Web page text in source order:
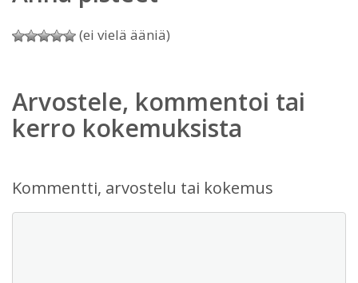
(ei vielä ääniä)
Arvostele, kommentoi tai
kerro kokemuksista
Kommentti, arvostelu tai kokemus